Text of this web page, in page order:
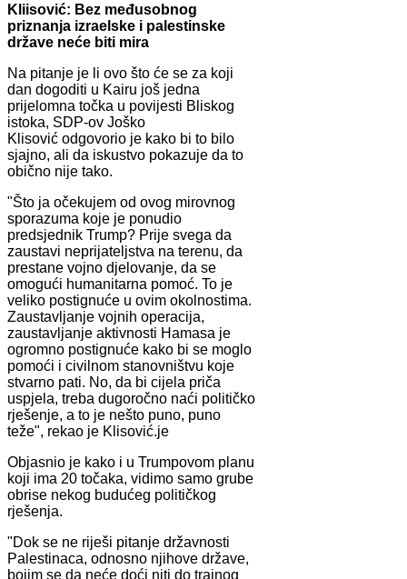
Kliisović: Bez međusobnog
priznanja izraelske i palestinske
države neće biti mira
Na pitanje je li ovo što će se za koji
dan dogoditi u Kairu još jedna
prijelomna točka u povijesti Bliskog
istoka, SDP-ov Joško
Klisović odgovorio je kako bi to bilo
sjajno, ali da iskustvo pokazuje da to
obično nije tako.
"Što ja očekujem od ovog mirovnog
sporazuma koje je ponudio
predsjednik Trump? Prije svega da
zaustavi neprijateljstva na terenu, da
prestane vojno djelovanje, da se
omogući humanitarna pomoć. To je
veliko postignuće u ovim okolnostima.
Zaustavljanje vojnih operacija,
zaustavljanje aktivnosti Hamasa je
ogromno postignuće kako bi se moglo
pomoći i civilnom stanovništvu koje
stvarno pati. No, da bi cijela priča
uspjela, treba dugoročno naći političko
rješenje, a to je nešto puno, puno
teže", rekao je Klisović.je
Objasnio je kako i u Trumpovom planu
koji ima 20 točaka, vidimo samo grube
obrise nekog budućeg političkog
rješenja.
"Dok se ne riješi pitanje državnosti
Palestinaca, odnosno njihove države,
bojim se da neće doći niti do trajnog